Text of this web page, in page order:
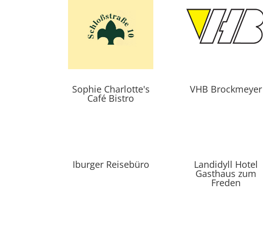
Sophie Charlotte's
Café Bistro
VHB Brockmeyer
Iburger Reisebüro Landidyll Hotel
Gasthaus zum
Freden